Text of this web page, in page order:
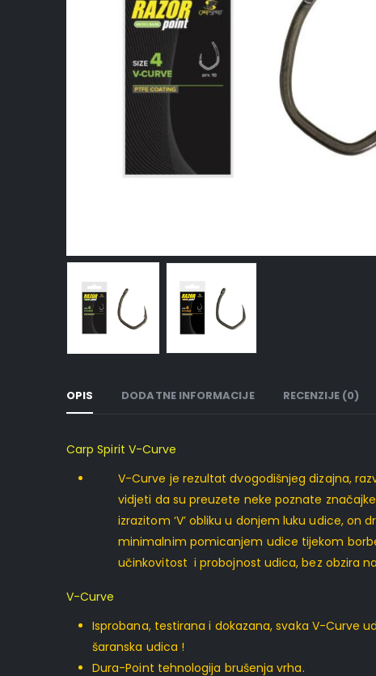
OPIS DODATNE INFORMACIJE RECENZIJE (0)
Carp Spirit V-Curve
V-Curve je rezultat dvogodišnjeg dizajna,
vidjeti da su preuzete neke poznate
izrazitom ‘V’ obliku u donjem luku udice,
minimalnim pomicanjem udice tijekom
učinkovitost i probojnost udica, bez obzira
V-Curve
Isprobana, testirana i dokazana, svaka V-Curve
šaranska udica !
Dura-Point tehnologija brušenja vrha.